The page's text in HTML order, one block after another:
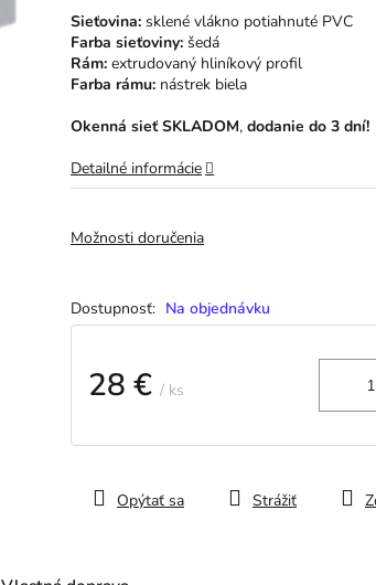
Na objednávku
Možnosti doručenia
28 € / ks
cena:
Sieťovina: sklené vlákno potiahnuté PVC
Farba sieťoviny: šedá
Rám: extrudovaný hliníkový profil
Farba rámu: nástrek biela
Okenná sieť SKLADOM, dodanie do 3 dní!
Detailné informácie
Opýtať sa Strážiť